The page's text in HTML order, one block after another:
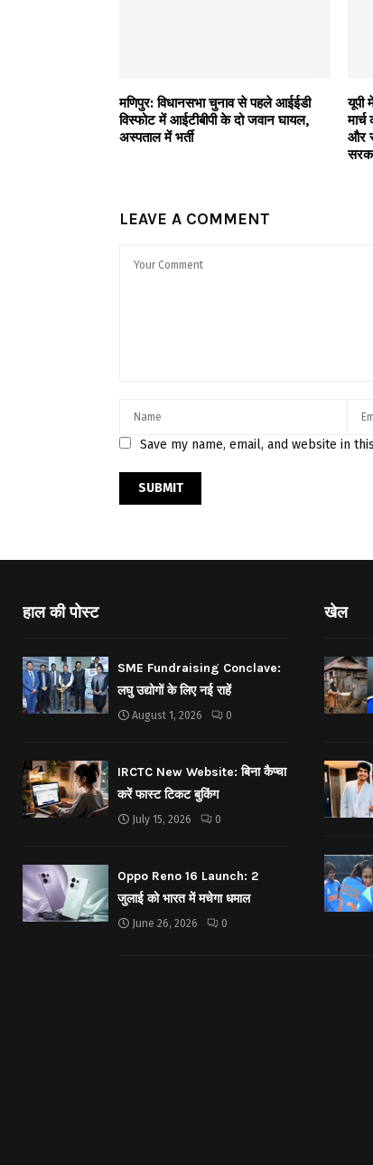
मणिपुर: विधानसभा चुनाव से पहले आईईडी
विस्फोट में आईटीबीपी के दो जवान घायल,
अस्पताल में भर्ती
यूपी
और
LEAVE A COMMENT
Save my name, email, and website in
हाल की पोस्ट
SME Fundraising Conclave:
लघु उद्योगों के लिए नई राहें
August 1, 2026 0
IRCTC New Website: बिना कैप्चा
करें फास्ट टिकट बुकिंग
July 15, 2026 0
Oppo Reno 16 Launch: 2
जुलाई को भारत में मचेगा धमाल
June 26, 2026 0
खेल